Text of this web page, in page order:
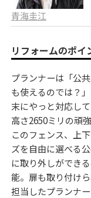
青海圭江
リフォームのポイ
プランナーは「公
も使えるのでは？
末にやっと対応し
高さ2650ミリの頑
このフェンス、上
ズを自由に選べる
に取り外しができ
能。扉も取り付け
担当したプランナ